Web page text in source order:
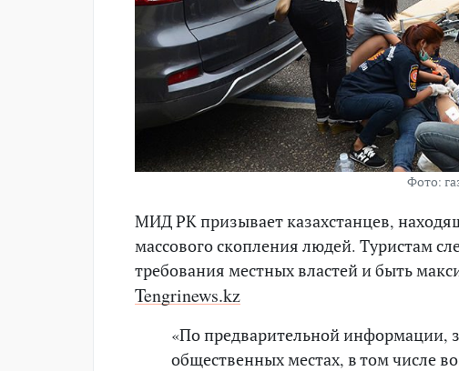
Фото:
МИД РК призывает казахстанцев,
массового скопления людей. Туристам
требования местных властей и быть
Tengrinews.kz
«По предварительной информации,
общественных местах, в том числе